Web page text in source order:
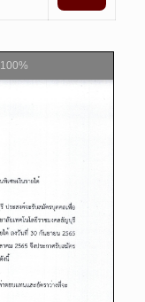
100%